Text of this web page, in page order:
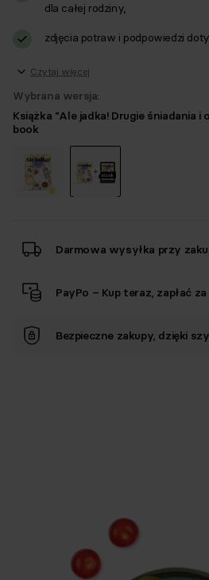
dla całej rodziny,
zdjęcia potraw i podpowiedzi
Czytaj więcej
Wybrana wersja:
Książka "Ale jadka! Drugie śniadania
book
Darmowa wysyłka przy
PayPo – Kup teraz, zapłać
Bezpieczne zakupy, dzięki